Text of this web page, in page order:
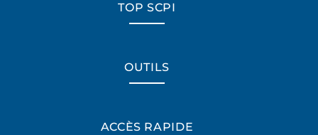
TOP SCPI
OUTILS
ACCÈS RAPIDE